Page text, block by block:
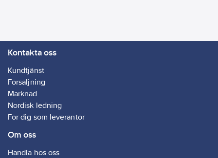
underlag
Artikelnr: 5101104111
Ean
artikelnr:
3240240006029
Ägarens
artikelnr:
Kontakta oss
Kundtjänst
Försäljning
Marknad
Nordisk ledning
För dig som leverantör
Om oss
Handla hos oss